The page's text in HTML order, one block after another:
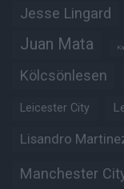
Jesse Lingard
Juan Mata
Kölcsönlesen
Leicester City
Lisandro
Manchester